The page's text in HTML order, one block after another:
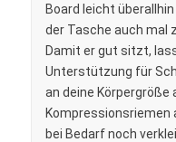
Board leicht
der Tasche auch mal
Damit er gut sitzt,
Unterstützung für
an deine Körpergröße
Kompressionsriemen
bei Bedarf noch